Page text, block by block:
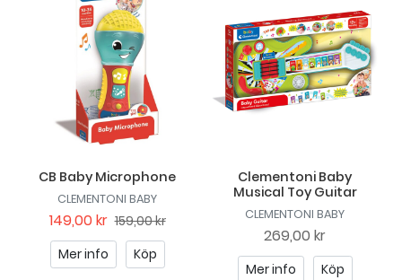
CB Baby Microphone
CLEMENTONI BABY
149,00 kr 159,00 kr
Mer info
Köp
Clementoni Baby
Musical Toy Guitar
CLEMENTONI BABY
269,00 kr
Mer info Köp